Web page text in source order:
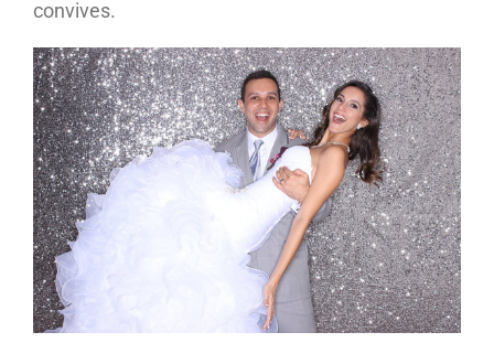
convives.